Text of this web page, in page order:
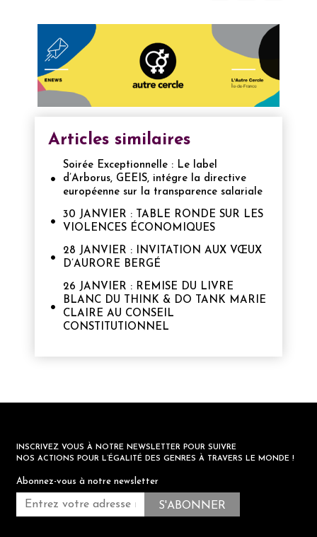
Articles similaires
Soirée Exceptionnelle : Le label
d’Arborus, GEEIS, intégre la directive
européenne sur la transparence salariale
30 JANVIER : TABLE RONDE SUR LES
VIOLENCES ÉCONOMIQUES
28 JANVIER : INVITATION AUX VŒUX
D’AURORE BERGÉ
26 JANVIER : REMISE DU LIVRE
BLANC DU THINK & DO TANK MARIE
CLAIRE AU CONSEIL
CONSTITUTIONNEL
INSCRIVEZ VOUS À NOTRE NEWSLETTER POUR SUIVRE
NOS ACTIONS POUR L’ÉGALITÉ DES GENRES À TRAVERS LE MONDE !
Abonnez-vous à notre newsletter